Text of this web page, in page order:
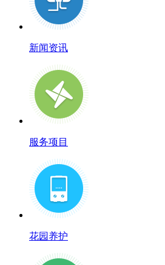
新闻资讯
服务项目
花园养护